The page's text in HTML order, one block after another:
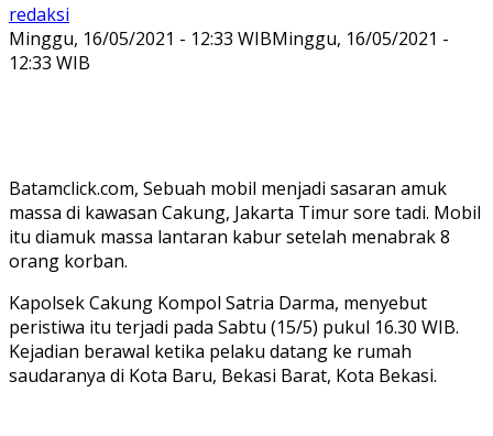
redaksi
Minggu, 16/05/2021 - 12:33 WIBMinggu, 16/05/2021 -
12:33 WIB
Batamclick.com, Sebuah mobil menjadi sasaran amuk
massa di kawasan Cakung, Jakarta Timur sore tadi. Mobil
itu diamuk massa lantaran kabur setelah menabrak 8
orang korban.
Kapolsek Cakung Kompol Satria Darma, menyebut
peristiwa itu terjadi pada Sabtu (15/5) pukul 16.30 WIB.
Kejadian berawal ketika pelaku datang ke rumah
saudaranya di Kota Baru, Bekasi Barat, Kota Bekasi.